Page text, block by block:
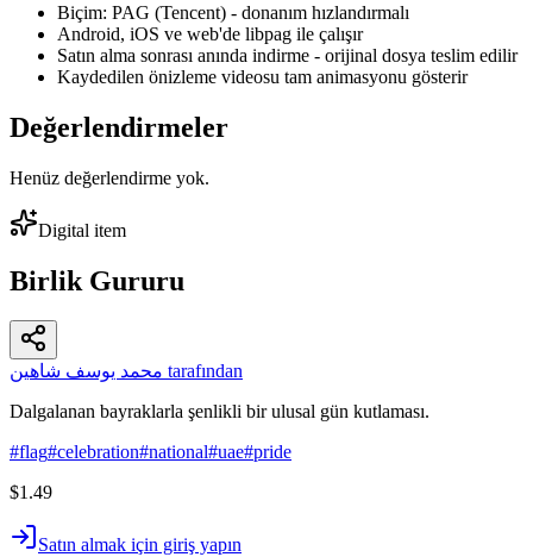
Biçim: PAG (Tencent) - donanım hızlandırmalı
Android, iOS ve web'de libpag ile çalışır
Satın alma sonrası anında indirme - orijinal dosya teslim edilir
Kaydedilen önizleme videosu tam animasyonu gösterir
Değerlendirmeler
Henüz değerlendirme yok.
Digital item
Birlik Gururu
محمد يوسف شاهين tarafından
Dalgalanan bayraklarla şenlikli bir ulusal gün kutlaması.
#flag#celebration#national#uae#pride
$1.49
Satın almak için giriş yapın